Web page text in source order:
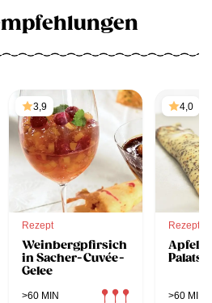
3,9
Rezept
Weinbergpfirsich
in Sacher-Cuvée-
Gelee
>60 MIN
4,0
Rezept
Apfel-
>60 MIN